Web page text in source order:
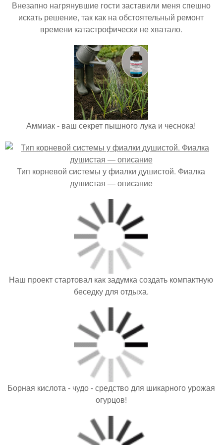
Внезапно нагрянувшие гости заставили меня спешно
искать решение, так как на обстоятельный ремонт
времени катастрофически не хватало.
Аммиак - ваш секрет пышного лука и чеснока!
Тип корневой системы у фиалки душистой. Фиалка
душистая — описание
Наш проект стартовал как задумка создать компактную
беседку для отдыха.
Борная кислота - чудо - средство для шикарного урожая
огурцов!